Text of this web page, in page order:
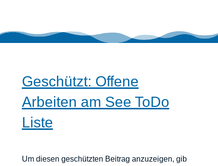
Geschützt: Offene
Arbeiten am See ToDo
Liste
Um diesen geschützten Beitrag anzuzeigen, gib